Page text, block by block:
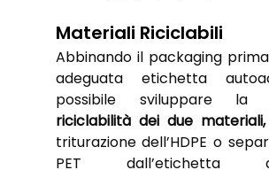
Materiali Riciclabili
Abbinando il packaging
adeguata etichetta
possibile sviluppare
riciclabilità dei due materiali,
triturazione dell’HDPE o
PET dall’etichetta